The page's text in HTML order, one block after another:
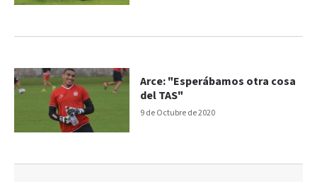
9 de Octubre de 2020
Arce: "Esperábamos otra cosa
del TAS"